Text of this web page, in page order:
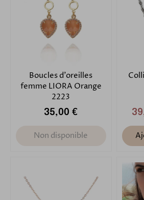
Boucles d'oreilles
femme LIORA Orange
2223
35,00 €
Non disponible